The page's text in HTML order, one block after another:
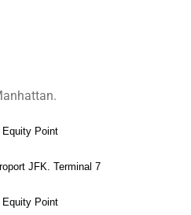
Equity Point
JFK. Terminal 7
Equity Point